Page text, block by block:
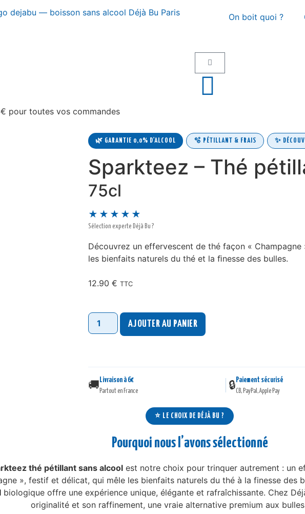
On boit quoi ?
pour toutes vos commandes
🌿 GARANTIE 0,0% D'ALCOOL 🫧 PÉTILLANT & FRAIS ✨
Sparkteez – Thé
75cl
★★★★★
Sélection experte Déjà Bu ?
Découvrez un effervescent de thé façon «
les bienfaits naturels du thé et la ﬁnesse des bulles.
12.90 € TTC
AJOUTER AU PANIER
🚚
Livraison à 6€
Partout en France 🔒
Paiement sécurisé
CB, PayPal, Apple Pay
⭐ LE CHOIX DE DÉJÀ BU ?
Pourquoi nous l’avons sélectionné
thé pétillant sans alcoolest notre choix pour trinquer autrement : un
», festif et délicat, qui mêle les bienfaits naturels du thé à la finesse des
biologique offre une expérience unique, élégante et rafraîchissante. Chez
originalité et son raffinement, une vraie alternative premium aux